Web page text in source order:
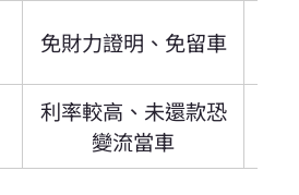
免財力證明、免留車
利率較高、未還款恐
變流當車